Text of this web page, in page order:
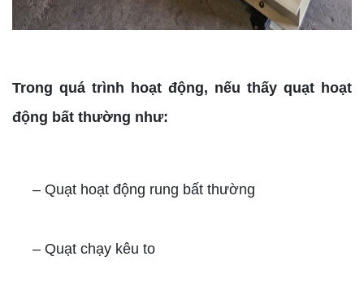
Trong quá trình hoạt động, nếu thấy quạt hoạt
động bất thường như:
– Quạt hoạt động rung bất thường
– Quạt chạy kêu to